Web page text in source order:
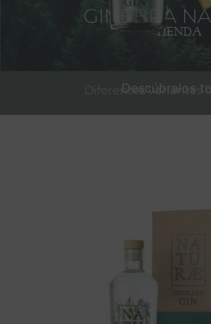
GINEBRA
TIENDA
Diferentes variantes
Descúbralos